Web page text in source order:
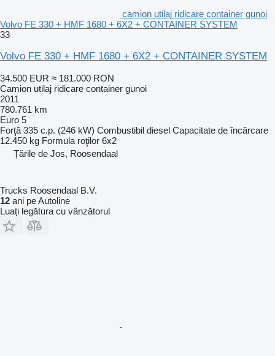
camion utilaj ridicare container gunoi
Volvo FE 330 + HMF 1680 + 6X2 + CONTAINER SYSTEM
33
Volvo FE 330 + HMF 1680 + 6X2 + CONTAINER SYSTEM
34.500 EUR ≈ 181.000 RON
Camion utilaj ridicare container gunoi
2011
780.761 km
Euro 5
Forţă 335 c.p. (246 kW) Combustibil diesel Capacitate de încărcare
12.450 kg Formula roţilor 6x2
Țările de Jos, Roosendaal
Trucks Roosendaal B.V.
12 ani pe Autoline
Luați legătura cu vânzătorul